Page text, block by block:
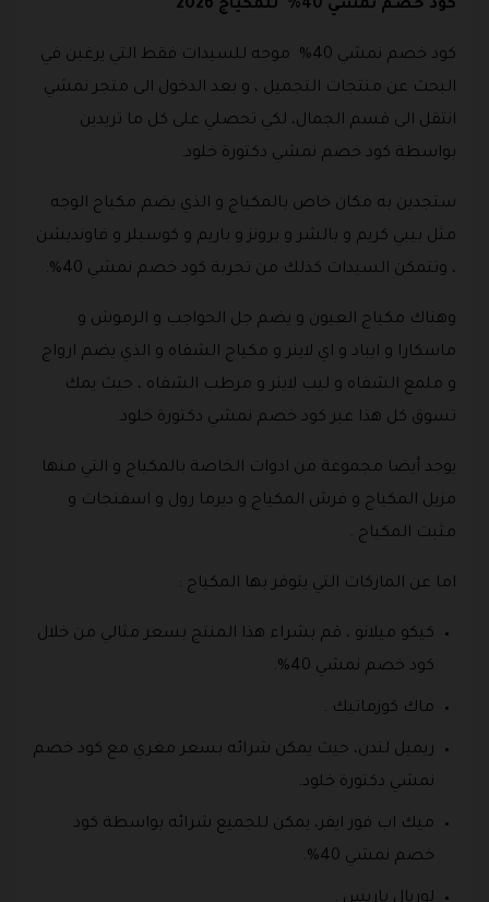
كود خصم نمشي 40% للمكياج 2026
كود خصم نمشي 40% موجه للسيدات فقط التي يرغبن في
البحث عن منتجات التجميل ، و بعد الدخول الى متجر نمشي
انتقل الى قسم الجمال، لكي تحصلي على كل ما تريدين
بواسطة كود خصم نمشي دكتورة خلود.
ستجدين به مكان خاص بالمكياج و الذي يضم مكياج الوجه
مثل بيبي كريم و بالشر و برونز و باريم و كوسيلر و فاونديشن
، وتتمكن السيدات كذلك من تجربة كود خصم نمشي 40%.
وهناك مكياج العيون و يضم جل الحواجب و الرموش و
ماسكارا و ايباد و اي لاينر و مكياج الشفاه و الذي يضم ارواج
و ملمع الشفاه و ليب لاينر و مرطب الشفاه ، حيث يمك
تسوق كل هذا عبر كود خصم نمشي دكتورة خلود.
يوجد أيضا مجموعة من ادوات الخاصة بالمكياج و التي منها
مزيل المكياج و فرش المكياج و ديرما رول و اسفنجات و
مثبت المكياج .
اما عن الماركات التي يتوفر بها المكياج :
كيكو ميلانو ، قم بشراء هذا المنتج بسعر مثالي من خلال
كود خصم نمشي 40%.
ماك كوزماتيك .
ريميل لندن، حيث يمكن شرائه بسعر مغري مع كود خصم
نمشي دكتورة خلود.
ميك اب فور ايفر، يمكن للجميع شرائه بواسطة كود
خصم نمشي 40%.